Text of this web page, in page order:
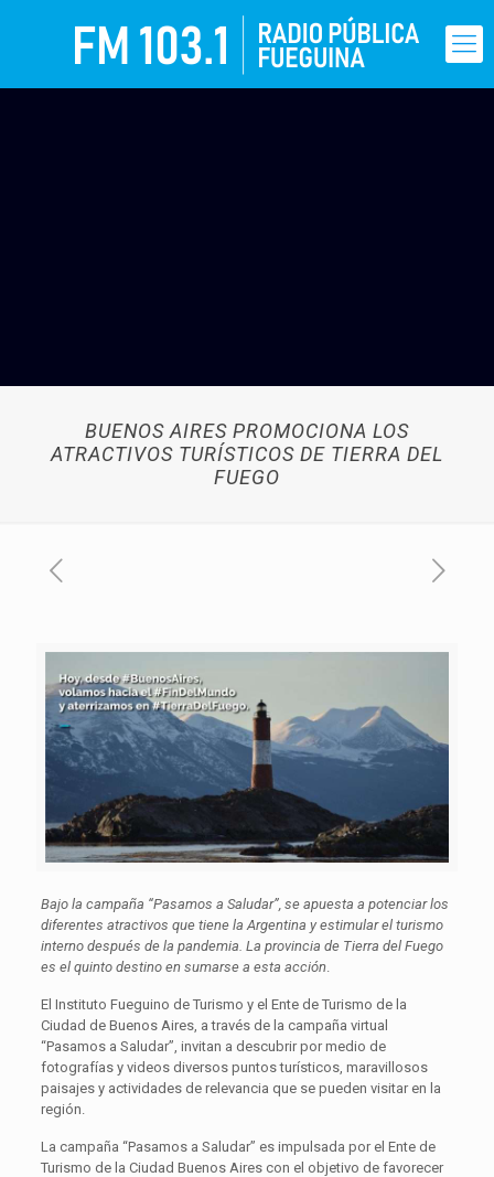
BUENOS AIRES PROMOCIONA LOS
ATRACTIVOS TURÍSTICOS DE TIERRA DEL
FUEGO
Bajo la campaña “Pasamos a Saludar”, se apuesta a potenciar los
diferentes atractivos que tiene la Argentina y estimular el turismo
interno después de la pandemia. La provincia de Tierra del Fuego
es el quinto destino en sumarse a esta acción.
El Instituto Fueguino de Turismo y el Ente de Turismo de la
Ciudad de Buenos Aires, a través de la campaña virtual
“Pasamos a Saludar”, invitan a descubrir por medio de
fotografías y videos diversos puntos turísticos, maravillosos
paisajes y actividades de relevancia que se pueden visitar en la
región.
La campaña “Pasamos a Saludar” es impulsada por el Ente de
Turismo de la Ciudad Buenos Aires con el objetivo de favorecer